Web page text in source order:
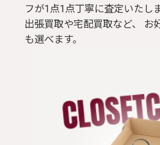
フが1点1点丁寧に査定いたしま
出張買取や宅配買取など、 お
も選べます。